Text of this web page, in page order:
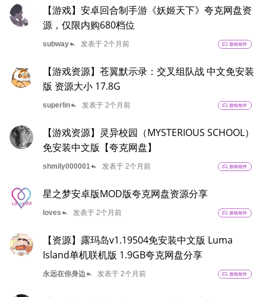
【游戏】安卓回合制手游《妖姬天下》夸克网盘资
源，仅限内购680档位
subwayreply 发表于 2个月前 sports_esports 游戏/软件
【游戏资源】苍翼默示录：交叉组队战 中文免安装
版 资源大小 17.8G
superlinreply 发表于 2个月前 sports_esports 游戏/软件
【游戏资源】灵异校园（MYSTERIOUS SCHOOL）
免安装中文版【夸克网盘】
shmily000001reply 发表于 2个月前 sports_esports 游戏/软件
星之梦安卓版MOD版夸克网盘资源分享
lovesreply 发表于 2个月前 sports_esports 游戏/软件
【资源】露玛岛v1.19504免安装中文版 Luma
Island单机联机版 1.9GB夸克网盘分享
永远在你身边reply 发表于 2个月前 sports_esports 游戏/软件